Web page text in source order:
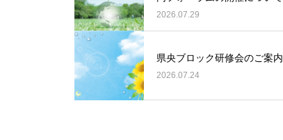
2026.07.29
県央ブロック研修会のご案内
2026.07.24